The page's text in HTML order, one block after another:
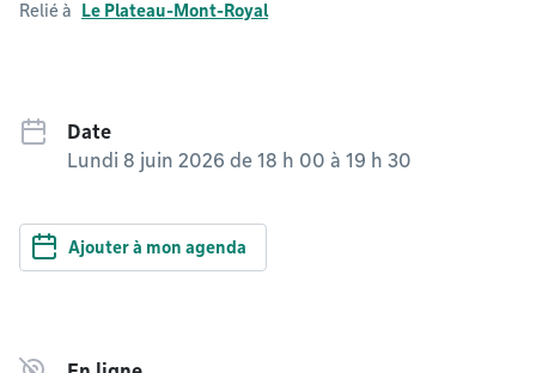
Relié à Le Plateau-Mont-Royal
Date
Lundi 8 juin 2026 de 18 h 00 à 19 h 30
Ajouter à mon agenda